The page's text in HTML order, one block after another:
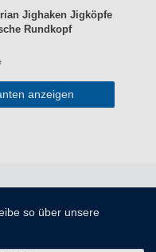
Jighaken Jigköpfe
Rundkopf
anzeigen
so über unsere